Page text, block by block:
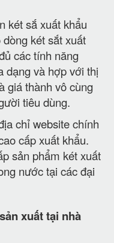
két sắ xuất khẩu
két sắt xuất
các tính năng
dạng và hợp với thị
giá thành vô cùng
tiêu dùng.
chỉ website chính
cấp xuất khẩu.
sản phẩm két xuất
nước tại các đại
xuất tại nhà